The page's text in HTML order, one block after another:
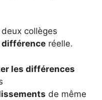
collèges
différence réelle.
les différences
de même